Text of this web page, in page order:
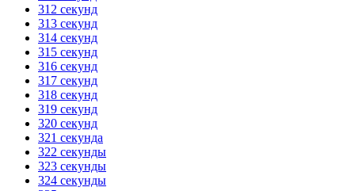
312 секунд
313 секунд
314 секунд
315 секунд
316 секунд
317 секунд
318 секунд
319 секунд
320 секунд
321 секунда
322 секунды
323 секунды
324 секунды